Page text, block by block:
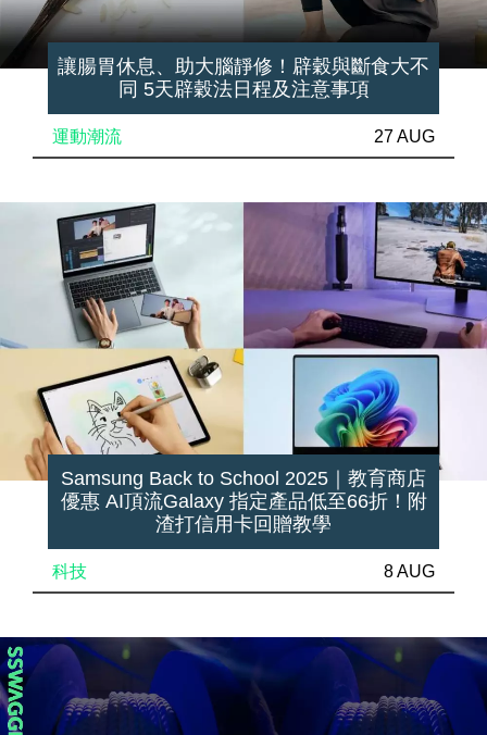
讓腸胃休息、助大腦靜修！辟穀與斷食大不
同 5天辟穀法日程及注意事項
運動潮流 27 AUG
Samsung Back to School 2025｜教育商店
優惠 AI頂流Galaxy 指定產品低至66折！附
渣打信用卡回贈教學
科技 8 AUG